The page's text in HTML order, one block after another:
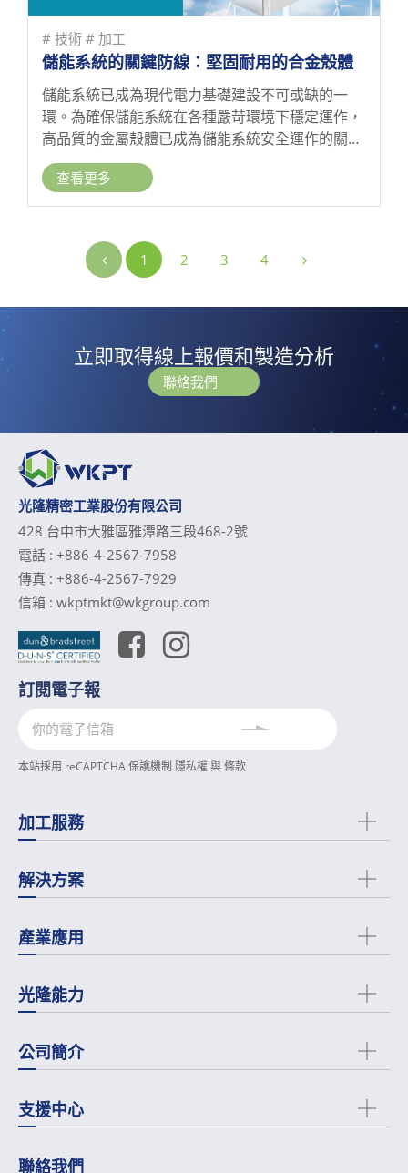
# 技術 # 加工
儲能系統的關鍵防線：堅固耐用的合金殼體
儲能系統已成為現代電力基礎建設不可或缺的一
環。為確保儲能系統在各種嚴苛環境下穩定運作，
高品質的金屬殼體已成為儲能系統安全運作的關鍵
要素。
查看更多
1 2 3 4
立即取得線上報價和製造分析
聯絡我們
光隆精密工業股份有限公司
428 台中市大雅區雅潭路三段468-2號
電話 : +886-4-2567-7958
傳真 : +886-4-2567-7929
信箱 : wkptmkt@wkgroup.com
訂閱電子報
本站採用 reCAPTCHA 保護機制 隱私權與條款
加工服務
解決方案
產業應用
光隆能力
公司簡介
支援中心
聯絡我們